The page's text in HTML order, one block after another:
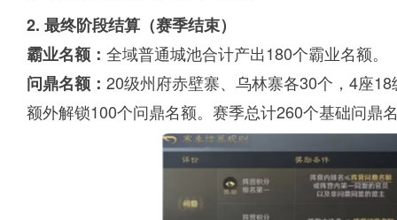
2. 最终阶段结算（赛季结束）
霸业名额： 全域普通城池合计产出180个霸业名额。
问鼎名额： 20级州府赤壁寨、乌林寨各30个，4座
额外解锁100个问鼎名额。赛季总计260个基础问鼎